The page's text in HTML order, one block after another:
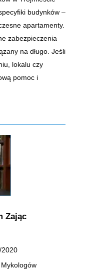
budynków –
apartamenty.
zabezpieczenia
na długo. Jeśli
lokalu czy
pomoc i
Zając
2020